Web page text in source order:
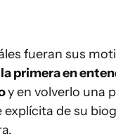
fueran sus
primera en
y en volverlo una
de su